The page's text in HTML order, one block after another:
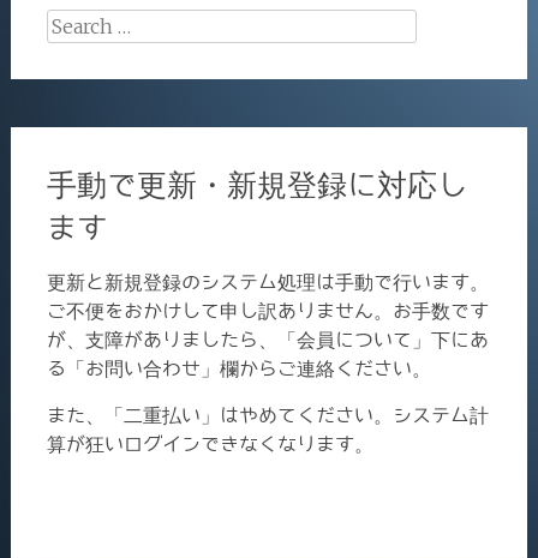
Search
手動で更新・新規登録に対応し
ます
更新と新規登録のシステム処理は手動で行います。
ご不便をおかけして申し訳ありません。お手数です
が、支障がありましたら、「会員について」下にあ
る「お問い合わせ」欄からご連絡ください。
また、「二重払い」はやめてください。システム計
算が狂いログインできなくなります。